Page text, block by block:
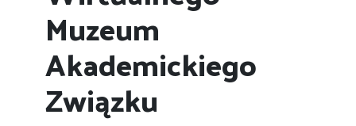
Muzeum
Akademickiego
Związku